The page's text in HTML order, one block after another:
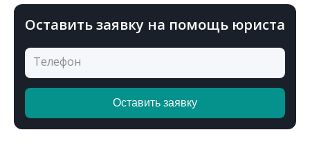
Оставить заявку на помощь юриста